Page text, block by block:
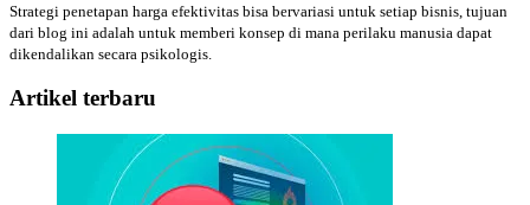
Strategi penetapan harga efektivitas bisa bervariasi untuk setiap bisnis, tujuan
dari blog ini adalah untuk memberi konsep di mana perilaku manusia dapat
dikendalikan secara psikologis.
Artikel terbaru